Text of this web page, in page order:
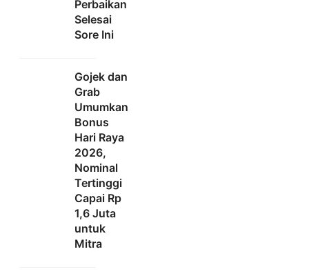
Perbaikan
Selesai
Sore Ini
Gojek dan
Grab
Umumkan
Bonus
Hari Raya
2026,
Nominal
Tertinggi
Capai Rp
1,6 Juta
untuk
Mitra